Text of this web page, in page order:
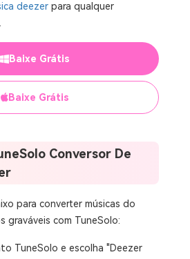
deezerpara qualquer
Baixe Grátis
Baixe Grátis
Conversor De
para converter músicas do
graváveis ​​com TuneSolo:
TuneSolo e escolha "Deezer